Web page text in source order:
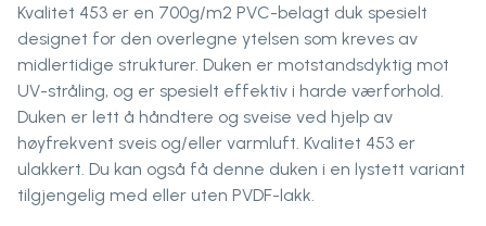
Kvalitet 453 er en 700g/m2 PVC-belagt duk spesielt
designet for den overlegne ytelsen som kreves av
midlertidige strukturer. Duken er motstandsdyktig mot
UV-stråling, og er spesielt effektiv i harde værforhold.
Duken er lett å håndtere og sveise ved hjelp av
høyfrekvent sveis og/eller varmluft. Kvalitet 453 er
ulakkert. Du kan også få denne duken i en lystett variant
tilgjengelig med eller uten PVDF-lakk.